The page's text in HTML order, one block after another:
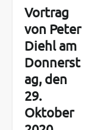
Vortrag
von Peter
Diehl am
Donnerst
ag, den
29.
Oktober